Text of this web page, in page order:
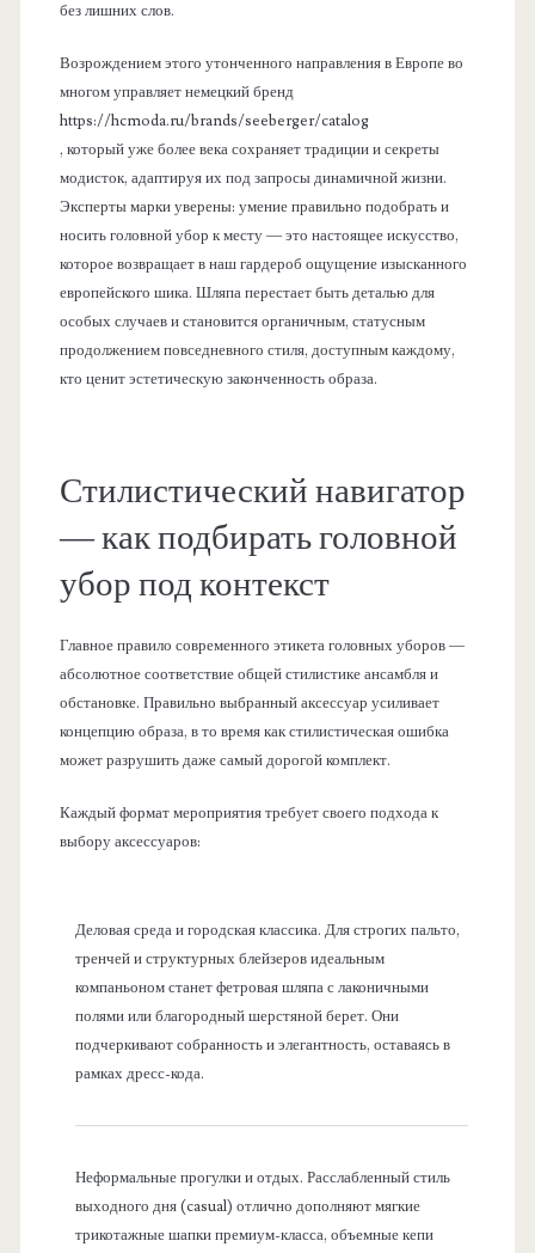
без лишних слов.
Возрождением этого утонченного направления в Европе во
многом управляет немецкий бренд
https://hcmoda.ru/brands/seeberger/catalog
, который уже более века сохраняет традиции и секреты
модисток, адаптируя их под запросы динамичной жизни.
Эксперты марки уверены: умение правильно подобрать и
носить головной убор к месту — это настоящее искусство,
которое возвращает в наш гардероб ощущение изысканного
европейского шика. Шляпа перестает быть деталью для
особых случаев и становится органичным, статусным
продолжением повседневного стиля, доступным каждому,
кто ценит эстетическую законченность образа.
Стилистический навигатор
— как подбирать головной
убор под контекст
Главное правило современного этикета головных уборов —
абсолютное соответствие общей стилистике ансамбля и
обстановке. Правильно выбранный аксессуар усиливает
концепцию образа, в то время как стилистическая ошибка
может разрушить даже самый дорогой комплект.
Каждый формат мероприятия требует своего подхода к
выбору аксессуаров:
Деловая среда и городская классика. Для строгих пальто,
тренчей и структурных блейзеров идеальным
компаньоном станет фетровая шляпа с лаконичными
полями или благородный шерстяной берет. Они
подчеркивают собранность и элегантность, оставаясь в
рамках дресс-кода.
Неформальные прогулки и отдых. Расслабленный стиль
выходного дня (casual) отлично дополняют мягкие
трикотажные шапки премиум-класса, объемные кепи